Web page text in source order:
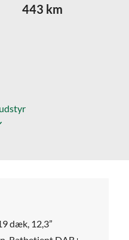
443 km
dæk, 12,3”